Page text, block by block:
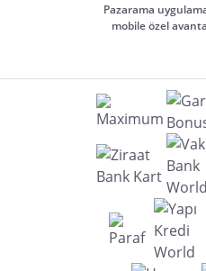
Pazarama
mobile özel